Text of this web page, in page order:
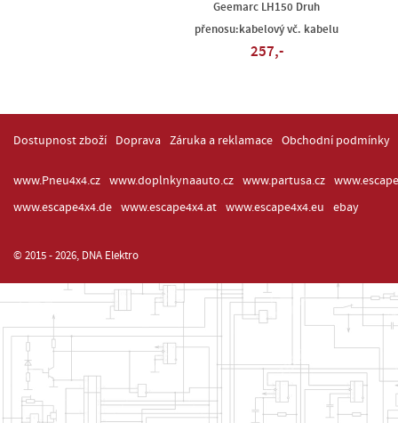
Geemarc LH150 Druh
přenosu:kabelový vč. kabelu
257,-
Dostupnost zboží Doprava Záruka a reklamace Obchodní podmínky
www.Pneu4x4.cz www.doplnkynaauto.cz www.partusa.cz
www.escape4x4.de
www.escape4x4.at www.escape4x4.eu ebay
© 2015 - 2026, DNA Elektro